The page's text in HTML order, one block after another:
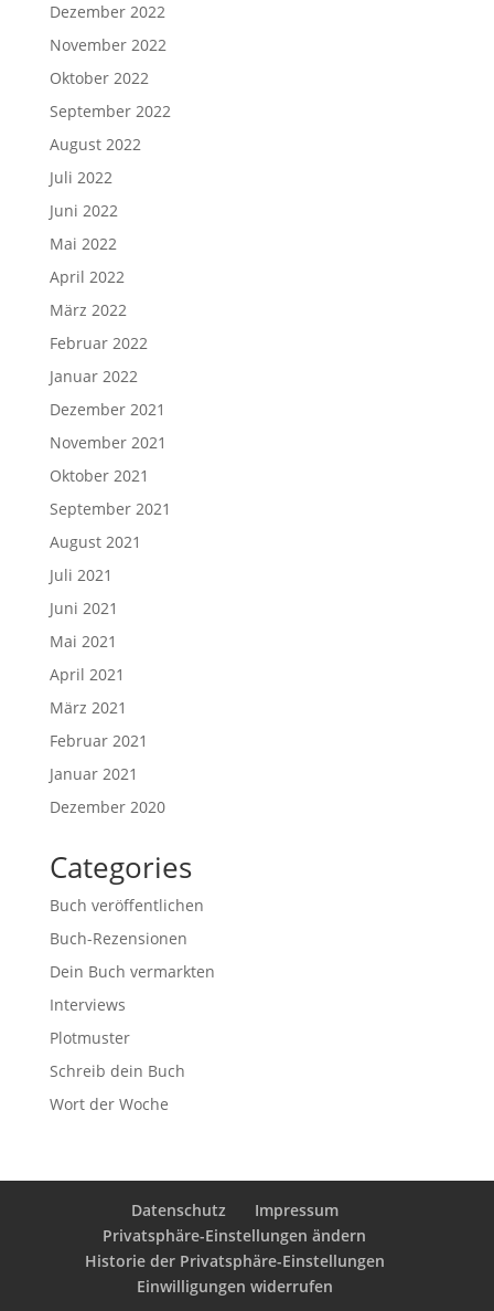
Dezember 2022
November 2022
Oktober 2022
September 2022
August 2022
Juli 2022
Juni 2022
Mai 2022
April 2022
März 2022
Februar 2022
Januar 2022
Dezember 2021
November 2021
Oktober 2021
September 2021
August 2021
Juli 2021
Juni 2021
Mai 2021
April 2021
März 2021
Februar 2021
Januar 2021
Dezember 2020
Categories
Buch veröffentlichen
Buch-Rezensionen
Dein Buch vermarkten
Interviews
Plotmuster
Schreib dein Buch
Wort der Woche
Datenschutz
Impressum
Privatsphäre-Einstellungen ändern
Historie der Privatsphäre-Einstellungen
Einwilligungen widerrufen